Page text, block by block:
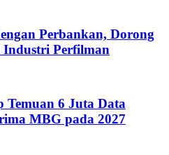
Perbankan, Dorong
Industri Perfilman
Temuan 6 Juta Data
MBG pada 2027